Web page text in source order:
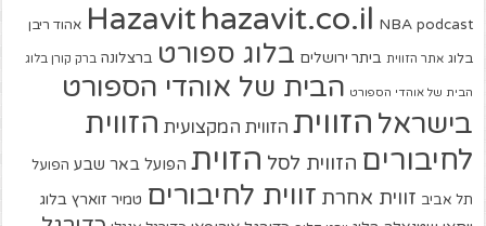
Hazavit hazavit.co.il NBA podcast אהוד ריבן
בלוג אתר הזווית ביתר ירושלים בלוג ספורט ברצלונה ברק קורן בלוג
הבית של אוהדי הספורט הבית של אוהדי הספורט
בישראל הזווית הזווית המקצועית הזווית
לחיבורים הזווית לסל הזוית הפועל באר שבע הפועל
תל אביב זווית אחרת זווית לחיבורים טמיר זוארץ בלוג